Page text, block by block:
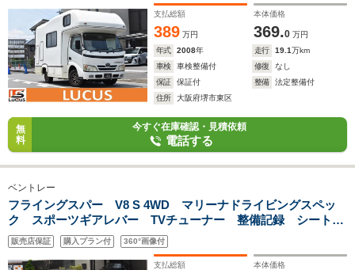
支払総額
389 万円
本体価格
369.0 万円
年式
2008年 走行 19.1万km
車検
車検整備付 修復
なし
保証
保証付 整備
法定整備付
住所
大阪府堺市東区
無
料
今すぐ在庫確認・見積依頼
電話する
ベントレー
フライングスパー V8 S 4WD マリーナドライビングスペッ
ク スポーツギアレバー TVチューナー 整備記録 シートヒ
ーター ベンチレーション ドラレコ 正規ディーラー車 ク
ルコン スライディングルーフ 21インチホイール
販売店保証 購入プラン付 360°画像付
支払総額 本体価格